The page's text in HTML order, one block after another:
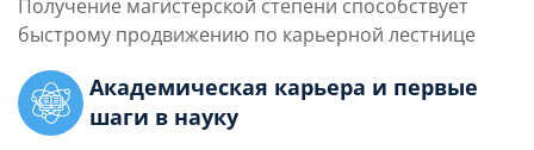
Получение магистерской степени способствует
быстрому продвижению по карьерной лестнице
Академическая карьера и первые
шаги в науку